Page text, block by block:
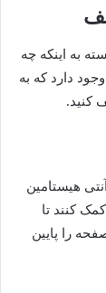
به اینکه چه
دارد که به
کنید.
هیستامین
کنند تا
را پایین